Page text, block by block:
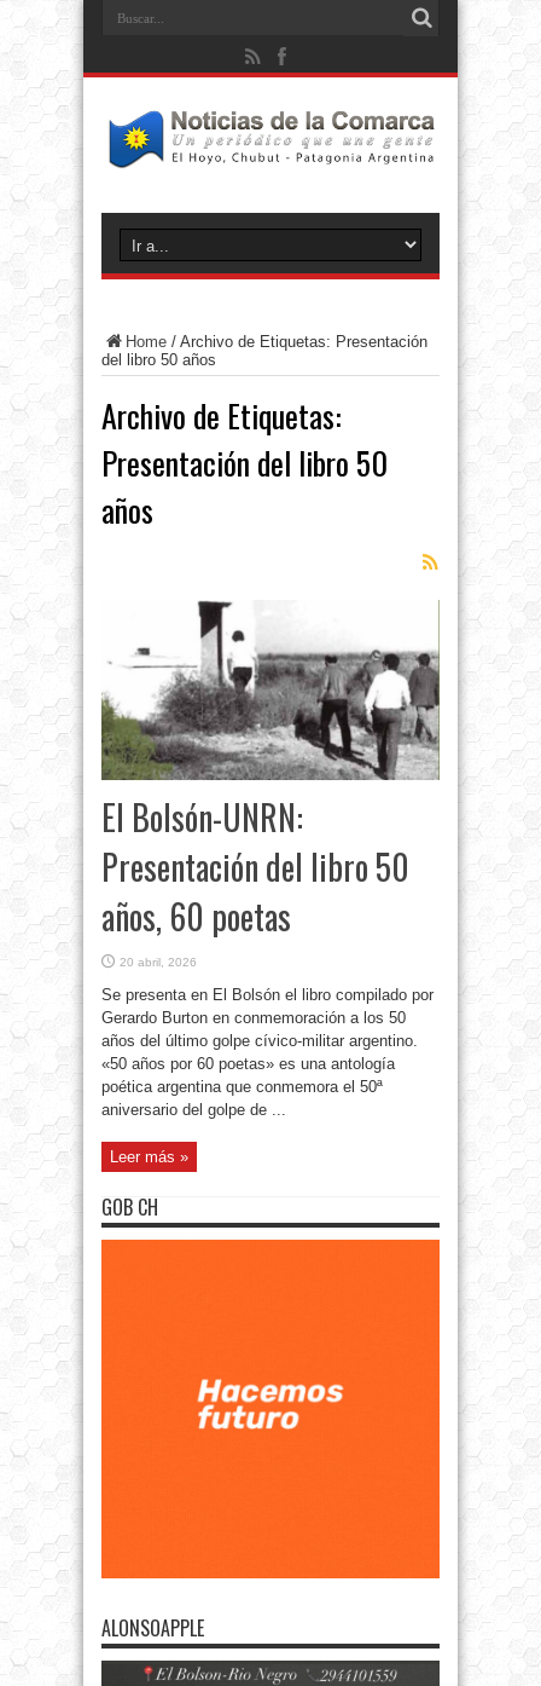
Home / Archivo de Etiquetas: Presentación
del libro 50 años
Archivo de Etiquetas:
Presentación del libro 50
años
El Bolsón-UNRN:
Presentación del libro 50
años, 60 poetas
20 abril, 2026
Se presenta en El Bolsón el libro compilado por
Gerardo Burton en conmemoración a los 50
años del último golpe cívico-militar argentino.
«50 años por 60 poetas» es una antología
poética argentina que conmemora el 50ª
aniversario del golpe de ...
Leer más »
GOB CH
ALONSOAPPLE